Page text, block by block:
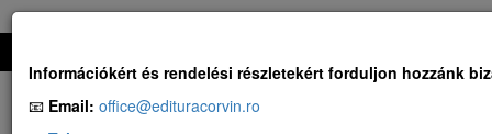
Információkért és rendelési részletekért forduljon hozzánk
📧 Email: office@edituracorvin.ro